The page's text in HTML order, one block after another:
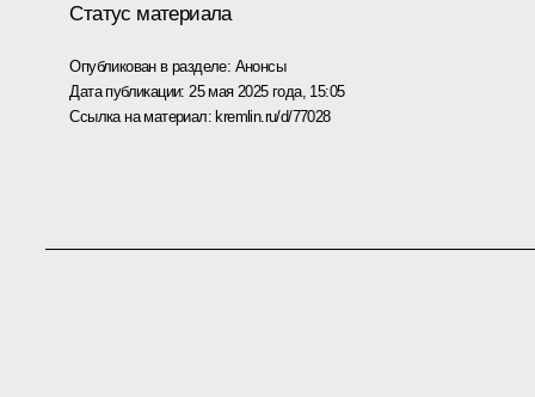
Статус материала
Опубликован в разделе: Анонсы
Дата публикации: 25 мая 2025 года, 15:05
Ссылка на материал:kremlin.ru/d/77028